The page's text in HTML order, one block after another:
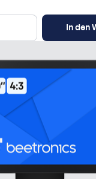
In den